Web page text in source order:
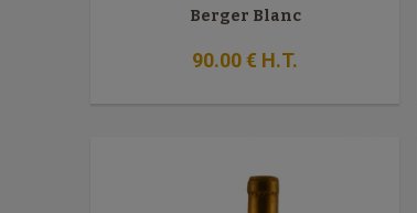
Berger Blanc
90.00€ H.T.